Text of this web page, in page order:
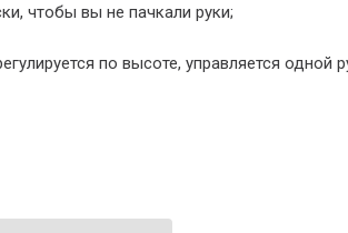
чтобы вы не пачкали руки;
по высоте, управляется одной